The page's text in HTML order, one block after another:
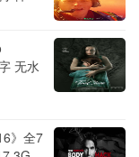
无水
》全7